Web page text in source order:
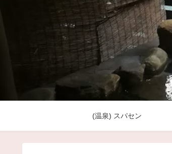
(温泉) スパセン